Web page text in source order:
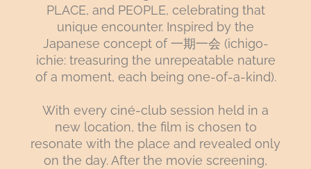
PLACE, and PEOPLE, celebrating that
unique encounter. Inspired by the
Japanese concept of 一期一会 (ichigo-
ichie: treasuring the unrepeatable nature
of a moment, each being one-of-a-kind).
With every ciné-club session held in a
new location, the film is chosen to
resonate with the place and revealed only
on the day. After the movie screening,